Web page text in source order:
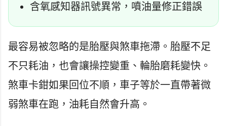
含氧感知器訊號異常，噴油量修正錯誤
最容易被忽略的是胎壓與煞車拖滯。胎壓不足
不只耗油，也會讓操控變重、輪胎磨耗變快。
煞車卡鉗如果回位不順，車子等於一直帶著微
弱煞車在跑，油耗自然會升高。